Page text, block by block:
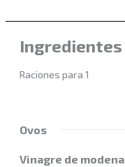
Ingredientes
Raciones para 1
Ovos
Vinagre de modena